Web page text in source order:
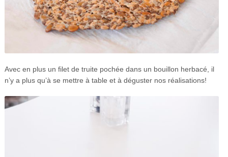
Avec en plus un filet de truite pochée dans un bouillon herbacé, il
n’y a plus qu’à se mettre à table et à déguster nos réalisations!